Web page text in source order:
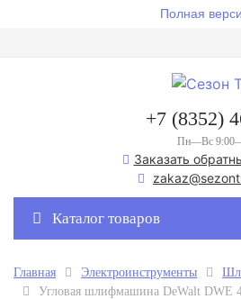
Полная
+7 (8352)
Пн—Вс
Заказать
Каталог товаров
Главная Электроинструменты
Угловая шлифмашина DeWalt DWE